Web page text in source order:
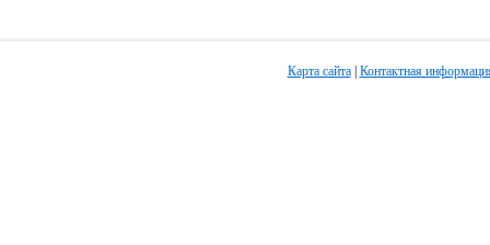
Карта сайта| Контактная